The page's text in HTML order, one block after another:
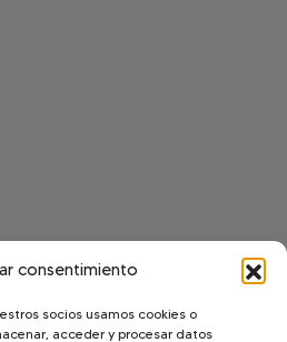
consentimiento
socios usamos cookies o
acceder y procesar datos